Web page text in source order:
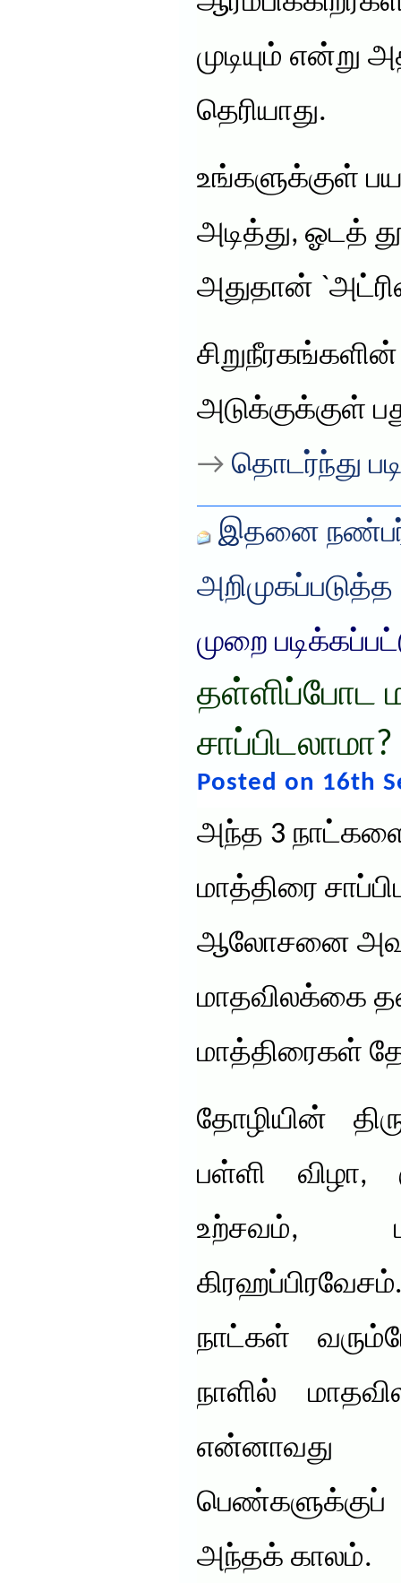
முடியும் என்று
தெரியாது.
உங்களுக்குள்
அடித்து, ஓடத்
அதுதான்
அடுக்குக்குள்
→ தொடர்ந்து
இதனை
அறிமுகப்படுத்த
முறை
தள்ளிப்போட
சாப்பிடலாமா?
Posted on 16th
அந்த 3
மாத்திரை
ஆலோசனை
மாதவிலக்கை
மாத்திரைகள்
தோழியின்
பள்ளி விழா,
உற்சவம்,
நாட்கள்
நாளில்
என்னாவது
அந்தக் காலம்.